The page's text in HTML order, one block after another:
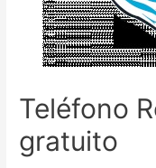
Teléfono
gratuito